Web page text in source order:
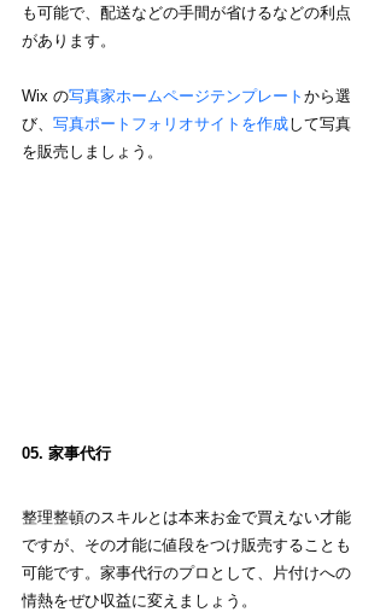
も可能で、配送などの手間が省けるなどの利点
があります。
Wix の写真家ホームページテンプレート から選
び、 写真ポートフォリオサイトを作成して写真
を販売しましょう。
05. 家事代行
整理整頓のスキルとは本来お金で買えない才能
ですが、その才能に値段をつけ販売することも
可能です。家事代行のプロとして、片付けへの
情熱をぜひ収益に変えましょう。